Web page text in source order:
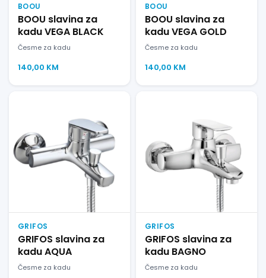
BOOU
BOOU slavina za
kadu VEGA BLACK
Česme za kadu
140,00 KM
BOOU
BOOU slavina za
kadu VEGA GOLD
Česme za kadu
140,00 KM
GRIFOS
GRIFOS slavina za
kadu AQUA
Česme za kadu
GRIFOS
GRIFOS slavina za
kadu BAGNO
Česme za kadu